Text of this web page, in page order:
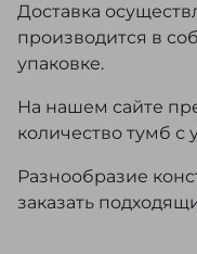
Доставка
производится в
упаковке.
На нашем сайте
количество тумб с
Разнообразие
заказать